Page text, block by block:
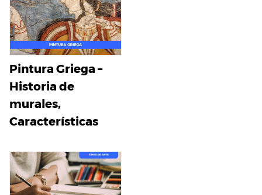
Pintura Griega –
Historia de
murales,
Características